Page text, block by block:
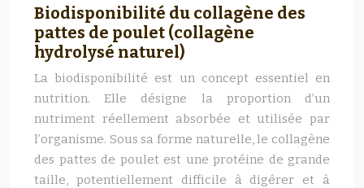
Biodisponibilité du collagène des
pattes de poulet (collagène
hydrolysé naturel)
La biodisponibilité est un concept essentiel en
nutrition. Elle désigne la proportion d’un
nutriment réellement absorbée et utilisée par
l’organisme. Sous sa forme naturelle, le collagène
des pattes de poulet est une protéine de grande
taille, potentiellement difficile à digérer et à